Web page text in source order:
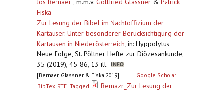
Jos Bernaer , m.m.v. Gottfried Glassner & Patrick
Fiska
Zur Lesung der Bibel im Nachtoffizium der
Kartäuser. Unter besonderer Berücksichtigung der
Kartausen in Niederösterreich, in: Hyppolytus
Neue Folge, St. Pöltner Hefte zur Diözesankunde,
35 (2019), 45-86, 13 ill.
[Bernaer, Glassner & Fiska 2019]
Google Scholar
BibTex RTF Tagged
Bernazr_Zur Lesung der